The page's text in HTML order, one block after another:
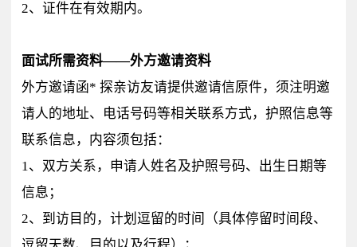
2、证件在有效期内。
面试所需资料——外方邀请资料
外方邀请函* 探亲访友请提供邀请信原件，须注明邀
请人的地址、电话号码等相关联系方式，护照信息等
联系信息，内容须包括：
1、双方关系，申请人姓名及护照号码、出生日期等
信息；
2、到访目的，计划逗留的时间（具体停留时间段、